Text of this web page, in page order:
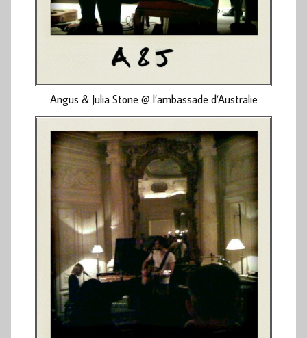
Angus & Julia Stone @ l’ambassade d’Australie